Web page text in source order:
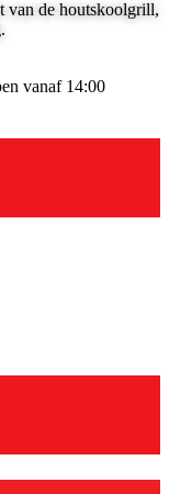
van de houtskoolgrill,
vanaf 14:00